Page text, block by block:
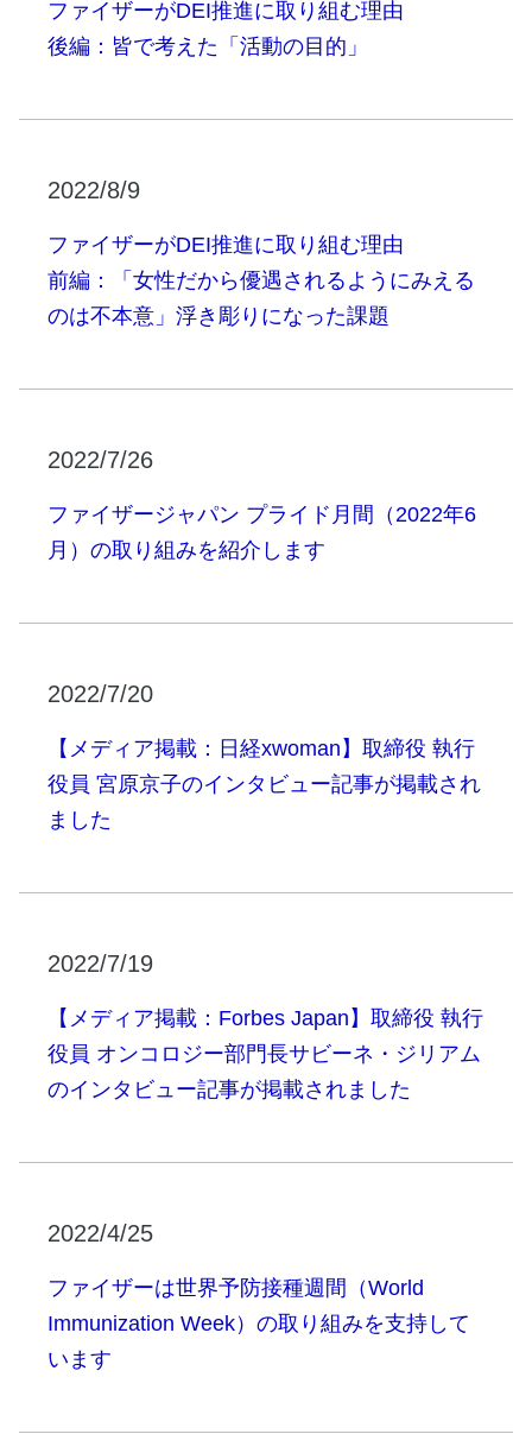
ファイザーがDEI推進に取り組む理由
後編：皆で考えた「活動の目的」
2022/8/9
ファイザーがDEI推進に取り組む理由
前編：「女性だから優遇されるようにみえる
のは不本意」浮き彫りになった課題
2022/7/26
ファイザージャパン プライド月間（2022年6
月）の取り組みを紹介します
2022/7/20
【メディア掲載：日経xwoman】取締役 執行
役員 宮原京子のインタビュー記事が掲載され
ました
2022/7/19
【メディア掲載：Forbes Japan】取締役 執行
役員 オンコロジー部門長サビーネ・ジリアム
のインタビュー記事が掲載されました
2022/4/25
ファイザーは世界予防接種週間（World
Immunization Week）の取り組みを支持して
います